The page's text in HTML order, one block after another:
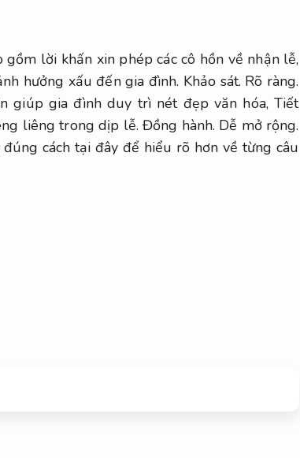
gồm lời khấn xin phép các cô hồn về nhận lễ,
hưởng xấu đến gia đình. Khảo sát. Rõ ràng.
giúp gia đình duy trì nét đẹp văn hóa,Tiết
liêng trong dịp lễ. Đồng hành. Dễ mở rộng.
cách tại đây để hiểu rõ hơn về từng câu